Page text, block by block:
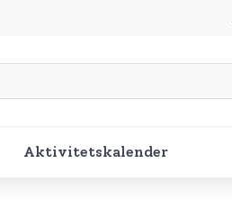
Aktivitetskalender